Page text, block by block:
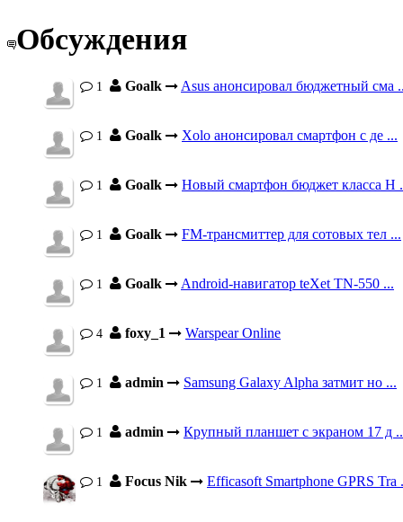
Обсуждения
1 Goalk Asus анонсировал бюджетный сма
1 Goalk Xolo анонсировал смартфон с де ...
1 Goalk Новый смартфон бюджет класса H
1 Goalk FM-трансмиттер для сотовых тел ...
1 Goalk Android-навигатор teXet TN-550 ...
4 foxy_1 Warspear Online
1 admin Samsung Galaxy Alpha затмит но ...
1 admin Крупный планшет с экраном 17 д
1 Focus Nik Efficasoft Smartphone GPRS Tra